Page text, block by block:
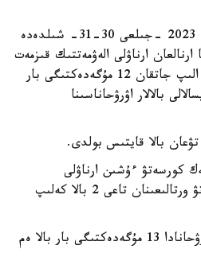
ەستەرىڭىزگە سالا كەتەيىك، 2023 -جىلعى 30-31- شىلدەدە
ارنالعان ارناۋلى الەۋمەتتىك قىزمەت
كورسەتۋ ورتالىعىندا قىزمەت الىپ جاتقان 12 مۇگەدەكتىگى بار
بالالار اۋرۋحاناسىنا
كورسەتۋ ءۇشىن ارناۋلى
الەۋمەتتىك قىزمەتتەر كورسەتۋ ورتالىعىنان تاعى 2 بالا كەلىپ
وسىلايشا قازىرگى ۋاقىتتا اۋرۋحانادا 13 مۇگەدەكتىگى بار بالا ەم